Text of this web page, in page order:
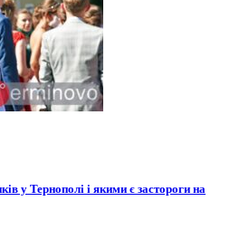
у Тернополі і якими є застороги на